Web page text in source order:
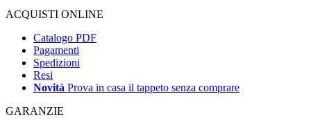
ACQUISTI ONLINE
Catalogo PDF
Pagamenti
Spedizioni
Resi
Novità Prova in casa il tappeto senza comprare
GARANZIE